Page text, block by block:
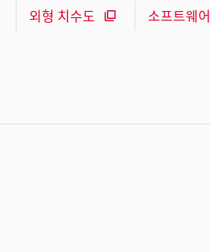
외형 치수도 소프트웨어